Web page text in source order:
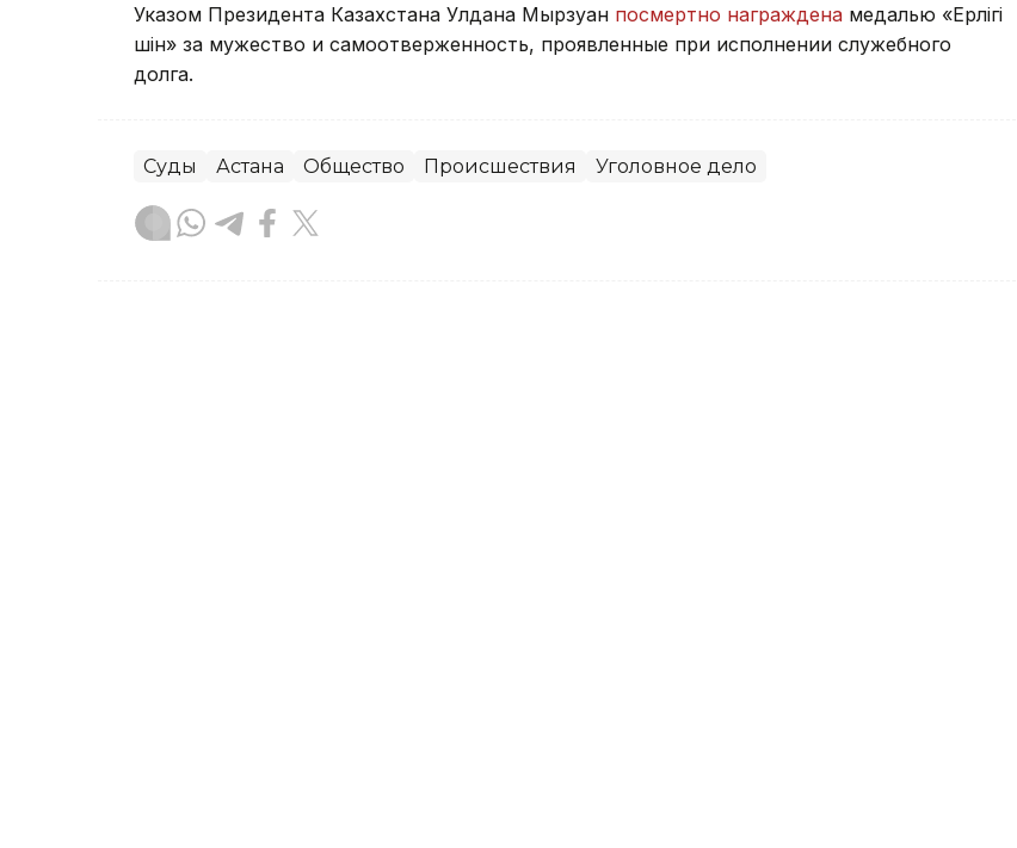
Указом Президента Казахстана Улдана Мырзуан посмертно награждена медалью «Ерлігі
үшін» за мужество и самоотверженность, проявленные при исполнении служебного
долга.
Суды Астана Общество Происшествия Уголовное дело